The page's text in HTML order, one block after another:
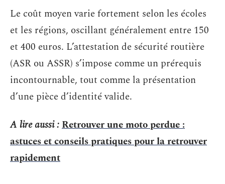
Le coût moyen varie fortement selon les écoles
et les régions, oscillant généralement entre 150
et 400 euros. L’attestation de sécurité routière
(ASR ou ASSR) s’impose comme un prérequis
incontournable, tout comme la présentation
d’une pièce d’identité valide.
A lire aussi :Retrouver une moto perdue :
astuces et conseils pratiques pour la retrouver
rapidement